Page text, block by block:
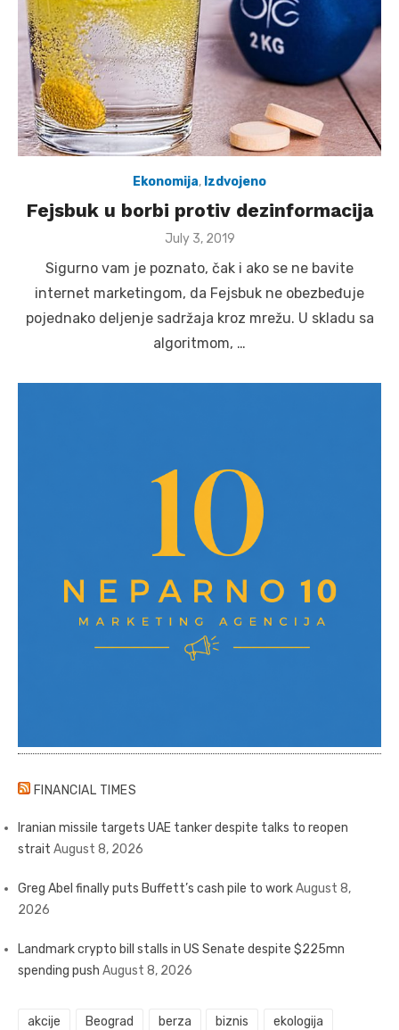
Ekonomija, Izdvojeno
Fejsbuk u borbi protiv dezinformacija
Posted
July 3, 2019
Sigurno vam je poznato, čak i ako se ne bavite
internet marketingom, da Fejsbuk ne obezbeđuje
pojednako deljenje sadržaja kroz mrežu. U skladu sa
algoritmom, …
FINANCIAL TIMES
Iranian missile targets UAE tanker despite talks to reopen
strait August 8, 2026
Greg Abel finally puts Buffett’s cash pile to workAugust 8,
2026
Landmark crypto bill stalls in US Senate despite $225mn
spending push August 8, 2026
akcije Beograd berza biznis ekologija